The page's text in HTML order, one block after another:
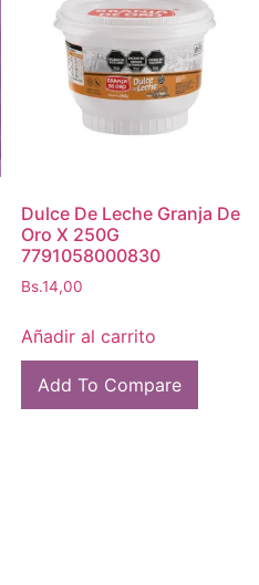
Dulce De Leche Granja De
Oro X 250G
7791058000830
Bs.14,00
Añadir al carrito
Add To Compare